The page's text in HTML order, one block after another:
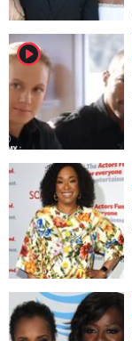
player2